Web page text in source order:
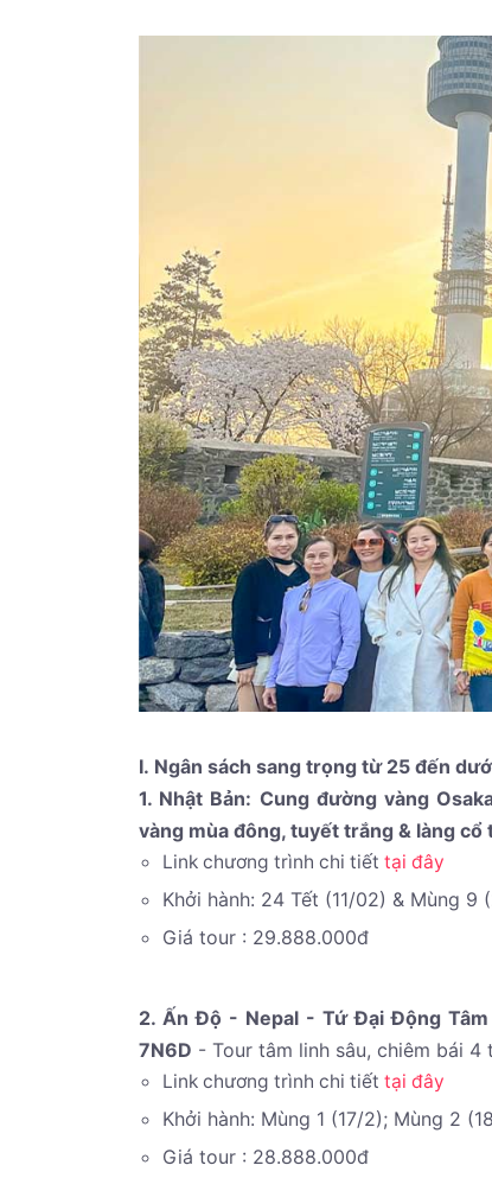
I. Ngân sách sang trọng từ 25 đến
1. Nhật Bản: Cung đường vàng
vàng mùa đông, tuyết trắng & làng cổ
Link chương trình chi tiết tại đây
Khởi hành: 24 Tết (11/02) & Mùng
Giá tour : 29.888.000đ
2. Ấn Độ - Nepal - Tứ Đại Động
7N6D - Tour tâm linh sâu, chiêm bái
Link chương trình chi tiết tại đây
Khởi hành: Mùng 1 (17/2); Mùng 2
Giá tour : 28.888.000đ